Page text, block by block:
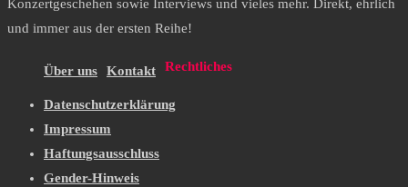
Konzertgeschehen sowie Interviews und vieles mehr. Direkt, ehrlich
und immer aus der ersten Reihe!
Über uns Kontakt Rechtliches
Datenschutzerklärung
Impressum
Haftungsausschluss
Gender-Hinweis